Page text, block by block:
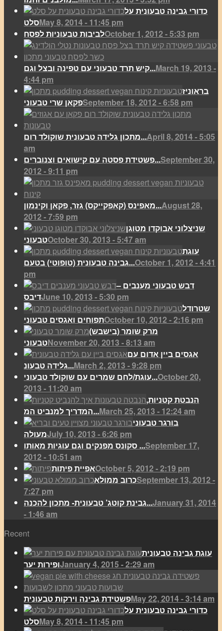
כדורי גבינה טבעונית על
סלטMay 8, 2014 - 11:45 pm
לביבות טבעוניות לפסחOctober 1, 2012 - 5:33 pm
קיש תרד טבעוני עם טפינה ובצל וגם...March 19, 2013 -
4:44 pm
בראוניז
פקאן שרי טבעוניSeptember 18, 2012 - 6:58 pm
מתכון גלידה טבעונית שוקולד רום...April 8, 2014 - 5:05
am
פשטידת פסטה עם קישואים וצנוברים...September 30,
2012 - 9:11 pm
מאפינס (קאפקייקס) גזר, פקאן וקינמון...August 28,
2012 - 7:59 pm
שניצלוני אבוקדו מטוגן
טבעוניOctober 30, 2013 - 5:47 am
עוגת
גבינה טבעונית (טופוטי) בטעם...October 1, 2012 - 4:41
pm
דבש טבעוני מענבים –
דיבסJune 10, 2013 - 5:30 pm
שטרודל
תפוחים ואגסים טבעוניOctober 10, 2012 - 2:16 pm
מרק שומר (בישבש)
טבעוניNovember 20, 2013 - 8:13 am
אגסים ביין אדום עם
גלידה טבעונ...March 2, 2013 - 9:28 pm
עוגת/לחם שמרים עם שוקולד טבעוני...October 20,
2013 - 11:20 am
הנבטת קטניות,
המדריך למנביט המ...March 25, 2013 - 12:24 am
בורגר טבעוני
מעולהJuly 10, 2013 - 6:26 pm
סקונס מפנקים וגם עוגיות מאותו ...September 17,
2012 - 10:51 am
אפיית פיתותOctober 5, 2012 - 2:19 pm
כרוב ממולאSeptember 13, 2012 -
7:27 pm
גבינת קוטג’ טבעונית- מתכון להכנה...January 31, 2014
- 1:46 am
Recent
עוגת גבינה טבעונית
ופירות יערJanuary 4, 2015 - 2:29 am
פשטידת גבינה וירקות טבעוניתMay 22, 2014 - 3:14 am
כדורי גבינה טבעונית על
סלטMay 8, 2014 - 11:45 pm